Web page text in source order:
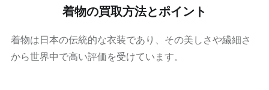
着物の買取方法とポイント
着物は日本の伝統的な衣装であり、その美しさや繊細さ
から世界中で高い評価を受けています。